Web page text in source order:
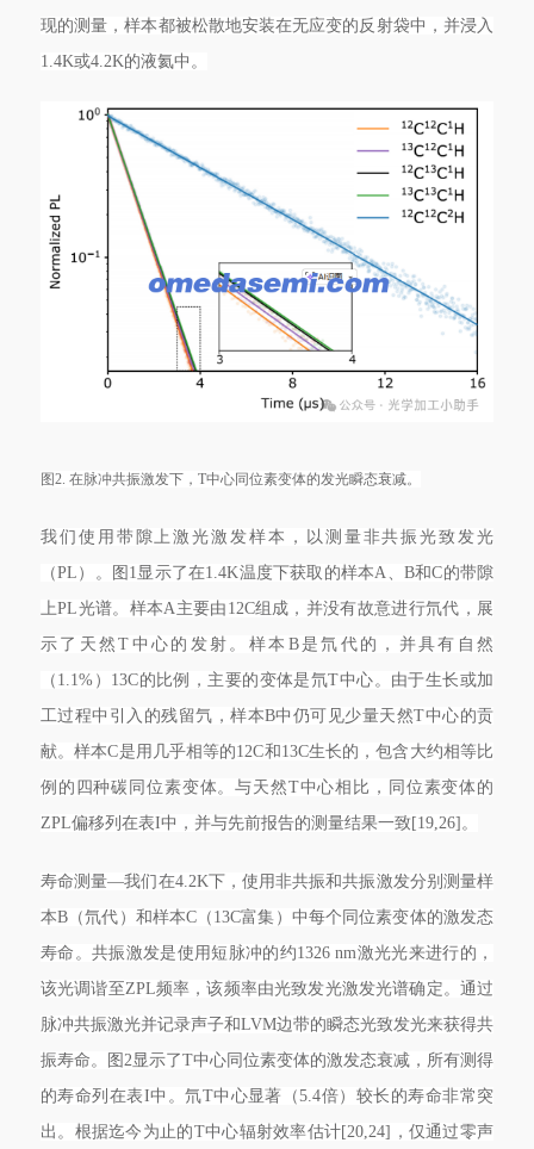
现的测量，样本都被松散地安装在无应变的反射袋中，并浸入
1.4K或4.2K的液氦中。
图2. 在脉冲共振激发下，T中心同位素变体的发光瞬态衰减。
我们使用带隙上激光激发样本，以测量非共振光致发光
（PL）。图1显示了在1.4K温度下获取的样本A、B和C的带隙
上PL光谱。样本A主要由12C组成，并没有故意进行氘代，展
示了天然T中心的发射。样本B是氘代的，并具有自然
（1.1%）13C的比例，主要的变体是氘T中心。由于生长或加
工过程中引入的残留氕，样本B中仍可见少量天然T中心的贡
献。样本C是用几乎相等的12C和13C生长的，包含大约相等比
例的四种碳同位素变体。与天然T中心相比，同位素变体的
ZPL偏移列在表I中，并与先前报告的测量结果一致[19,26]。
寿命测量—我们在4.2K下，使用非共振和共振激发分别测量样
本B（氘代）和样本C（13C富集）中每个同位素变体的激发态
寿命。共振激发是使用短脉冲的约1326 nm激光光来进行的，
该光调谐至ZPL频率，该频率由光致发光激发光谱确定。通过
脉冲共振激光并记录声子和LVM边带的瞬态光致发光来获得共
振寿命。图2显示了T中心同位素变体的激发态衰减，所有测得
的寿命列在表I中。氘T中心显著（5.4倍）较长的寿命非常突
出。根据迄今为止的T中心辐射效率估计[20,24]，仅通过零声